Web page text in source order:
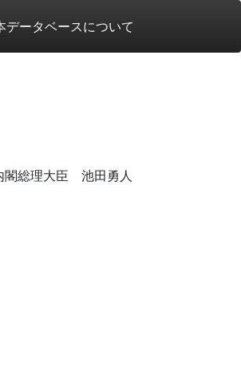
データベースについて
閣総理大臣 池田勇人